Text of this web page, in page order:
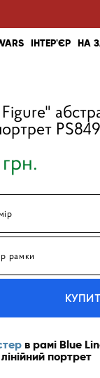
ІНТЕР'ЄР НА
рамки
в рамі Blue
портрет